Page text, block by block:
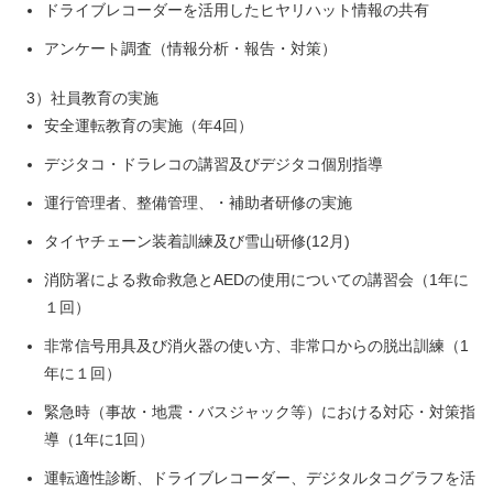
ドライブレコーダーを活用したヒヤリハット情報の共有
アンケート調査（情報分析・報告・対策）
3）社員教育の実施
安全運転教育の実施（年4回）
デジタコ・ドラレコの講習及びデジタコ個別指導
運行管理者、整備管理、・補助者研修の実施
タイヤチェーン装着訓練及び雪山研修(12月)
消防署による救命救急とAEDの使用についての講習会（1年に
１回）
非常信号用具及び消火器の使い方、非常口からの脱出訓練（1
年に１回）
緊急時（事故・地震・バスジャック等）における対応・対策指
導（1年に1回）
運転適性診断、ドライブレコーダー、デジタルタコグラフを活